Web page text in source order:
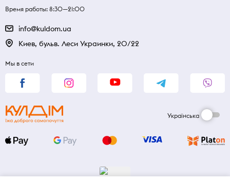
Время работы: 8:30—21:00
info@kuldom.ua
Киев, бульв. Леси Украинки, 20/22
Мы в сети
Українська